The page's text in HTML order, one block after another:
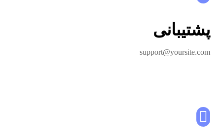
پشتیبانی
support@yoursite.com